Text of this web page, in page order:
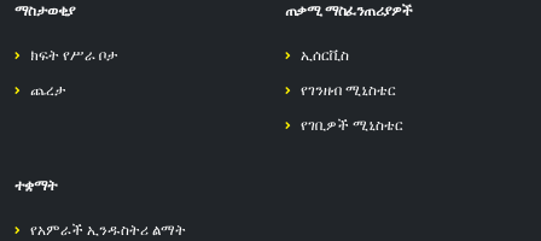
ማስታወቂያ
ክፍት የሥራ ቦታ
ጨረታ
ጠቃሚ ማስፈንጠሪያዎች
ኢሰርቪስ
የገንዘብ ሚኒስቴር
የገቢዎች ሚኒስቴር
ተቋማት
የአምራች ኢንዱስትሪ ልማት